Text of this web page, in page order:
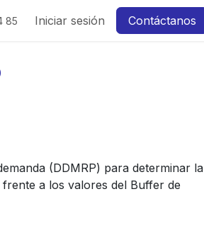
85 Iniciar sesión Contáctanos
(DDMRP) para determinar la
a los valores del Buffer de